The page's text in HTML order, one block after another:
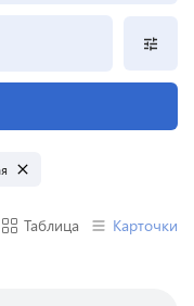
Таблица Карточки